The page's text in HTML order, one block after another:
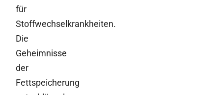
für
Stoffwechselkrankheiten.
Die
Geheimnisse
der
Fettspeicherung